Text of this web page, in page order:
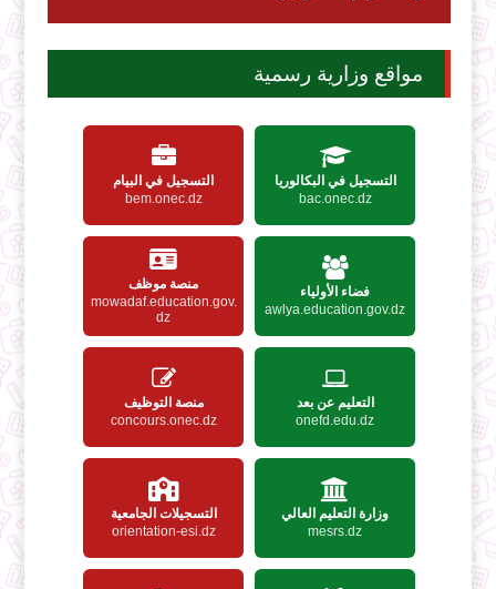
مواقع وزارية رسمية
التسجيل في البكالوريا
bac.onec.dz
التسجيل في البيام
bem.onec.dz
فضاء الأولياء
awlya.education.gov.dz
منصة موظف
mowadaf.education.gov.
dz
التعليم عن بعد
onefd.edu.dz
منصة التوظيف
concours.onec.dz
وزارة التعليم العالي
mesrs.dz
التسجيلات الجامعية
orientation-esi.dz